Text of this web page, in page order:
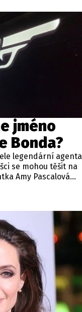
Zpěvačka své
se na blížící se
nesmírně těší a
svými příznivci opět
jméno
Bonda?
legendární agenta
se mohou těšit na
Amy Pascalová